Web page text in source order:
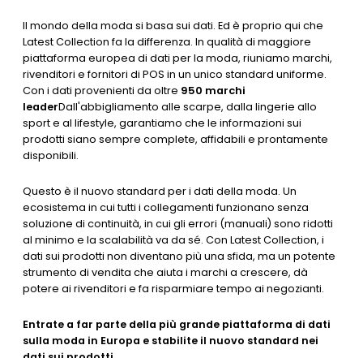
Il mondo della moda si basa sui dati. Ed è proprio qui che
Latest Collection fa la differenza. In qualità di maggiore
piattaforma europea di dati per la moda, riuniamo marchi,
rivenditori e fornitori di POS in un unico standard uniforme.
Con i dati provenienti da oltre 950 marchi
leaderDall'abbigliamento alle scarpe, dalla lingerie allo
sport e al lifestyle, garantiamo che le informazioni sui
prodotti siano sempre complete, affidabili e prontamente
disponibili.
Questo è il nuovo standard per i dati della moda. Un
ecosistema in cui tutti i collegamenti funzionano senza
soluzione di continuità, in cui gli errori (manuali) sono ridotti
al minimo e la scalabilità va da sé. Con Latest Collection, i
dati sui prodotti non diventano più una sfida, ma un potente
strumento di vendita che aiuta i marchi a crescere, dà
potere ai rivenditori e fa risparmiare tempo ai negozianti.
Entrate a far parte della più grande piattaforma di dati
sulla moda in Europa e stabilite il nuovo standard nei